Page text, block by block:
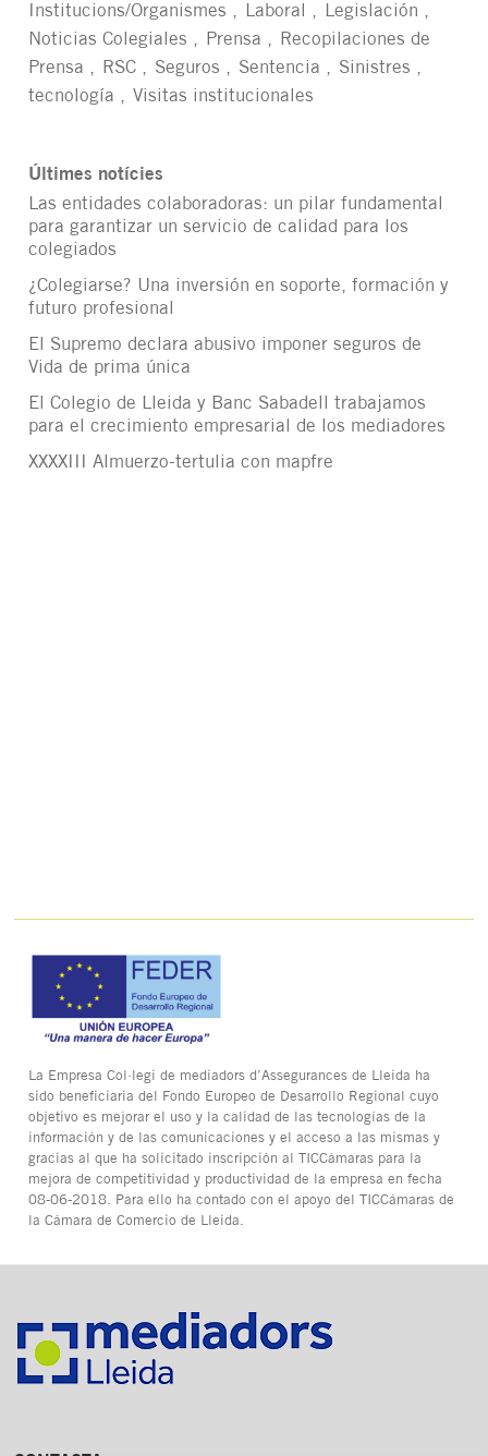
Institucions/Organismes
Laboral
Legislación
Noticias Colegiales
Prensa
Recopilaciones de
Prensa
RSC Seguros Sentencia
Sinistres
tecnología
Visitas institucionales
Últimes notícies
Las entidades colaboradoras: un pilar fundamental
para garantizar un servicio de calidad para los
colegiados
¿Colegiarse? Una inversión en soporte, formación y
futuro profesional
El Supremo declara abusivo imponer seguros de
Vida de prima única
El Colegio de Lleida y Banc Sabadell trabajamos
para el crecimiento empresarial de los mediadores
XXXXIII Almuerzo-tertulia con mapfre
La Empresa Col·legi de mediadors d’Assegurances de Lleida ha
sido beneficiaria del Fondo Europeo de Desarrollo Regional cuyo
objetivo es mejorar el uso y la calidad de las tecnologías de la
información y de las comunicaciones y el acceso a las mismas y
gracias al que ha solicitado inscripción al TICCámaras para la
mejora de competitividad y productividad de la empresa en fecha
08-06-2018. Para ello ha contado con el apoyo del TICCámaras de
la Cámara de Comercio de Lleida.